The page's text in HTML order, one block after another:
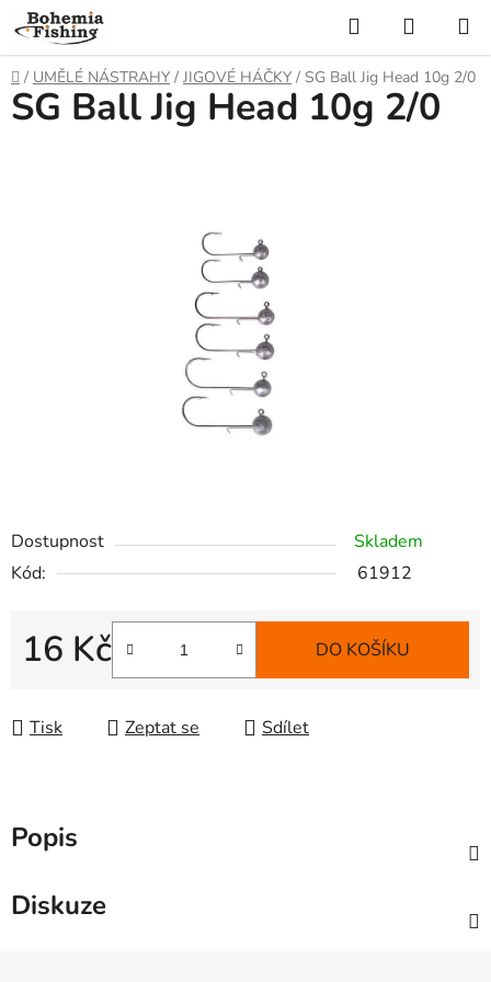
Přejít
na
obsah
Hledat
KOŠÍK
Domů
/ UMĚLÉ NÁSTRAHY / JIGOVÉ HÁČKY / SG Ball Jig Head 10g 2/0
Dostupnost
Skladem
Kód:
61912
16 Kč
Měrná cena:
DO KOŠÍKU
Tisk Zeptat se Sdílet
SG Ball Jig Head 10g 2/0
Popis
Diskuze